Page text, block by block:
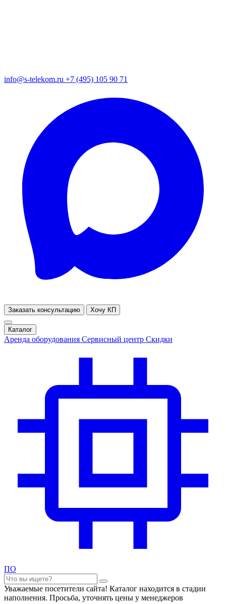
info@s-telekom.ru +7 (495) 105 90 71
Заказать консультацию Хочу КП
Каталог
Аренда оборудования Сервисный центр Скидки
ПО
Уважаемые посетители сайта! Каталог находится в стадии
наполнения. Просьба, уточнять цены у менеджеров